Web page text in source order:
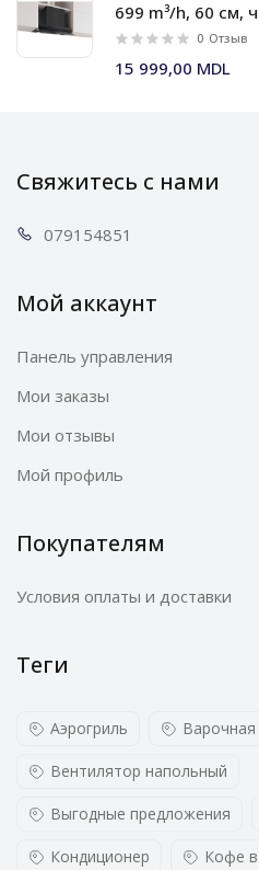
699 m³/h, 60 см,
0 Отзыв
15 999,00 MDL
Свяжитесь с нами
0791 54851
Мой аккаунт
Панель управления
Мои заказы
Мои отзывы
Мой профиль
Покупателям
Условия оплаты и доставки
Теги
Аэрогриль Варочная
Вентилятор напольный
Выгодные предложения
Кондиционер Кофе в